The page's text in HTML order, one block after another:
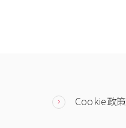
Cookie政策